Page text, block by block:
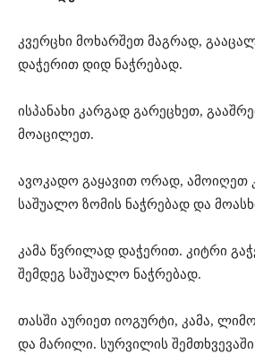
კვერცხი მოხარშეთ მაგრად,
დაჭერით დიდ ნაჭრებად.
ისპანახი კარგად გარეცხეთ,
მოაცილეთ.
ავოკადო გაყავით ორად, ამოიღეთ
საშუალო ზომის ნაჭრებად და
კამა წვრილად დაჭერით. კიტრი
შემდეგ საშუალო ნაჭრებად.
თასში აურიეთ იოგურტი, კამა,
და მარილი. სურვილის